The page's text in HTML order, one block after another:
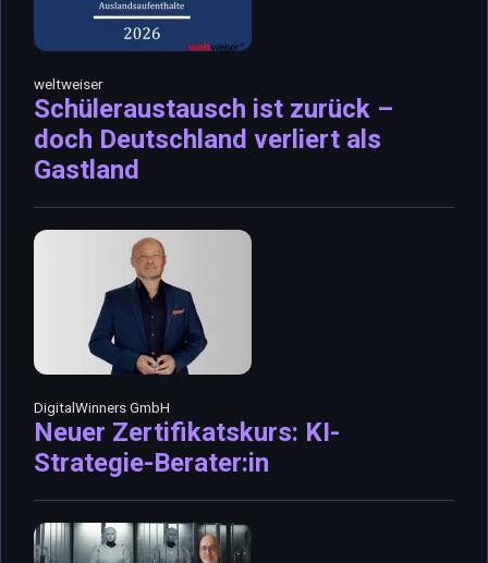
weltweiser
Schüleraustausch ist zurück –
doch Deutschland verliert als
Gastland
DigitalWinners GmbH
Neuer Zertifikatskurs: KI-
Strategie-Berater:in